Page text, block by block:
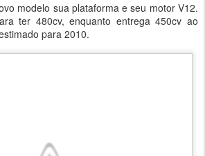
modelo sua plataforma e seu motor V12.
ter 480cv, enquanto entrega 450cv ao
para 2010.